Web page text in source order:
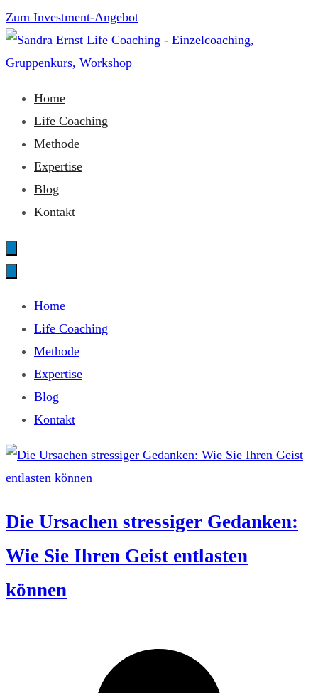
Zum
Inhalt
springen
Zum Investment-Angebot
Sandra Ernst Life Coaching
Home
Life Coaching
Methode
Expertise
Blog
Kontakt
Home
Life Coaching
Methode
Expertise
Blog
Kontakt
Die Ursachen stressiger Gedanken:
Wie Sie Ihren Geist entlasten
können